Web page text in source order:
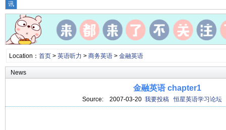
讯
Location： 首页> 英语听力 > 商务英语> 金融英语
News
金融英语 chapter1
Source: 2007-03-20 我要投稿 恒星英语学习论坛